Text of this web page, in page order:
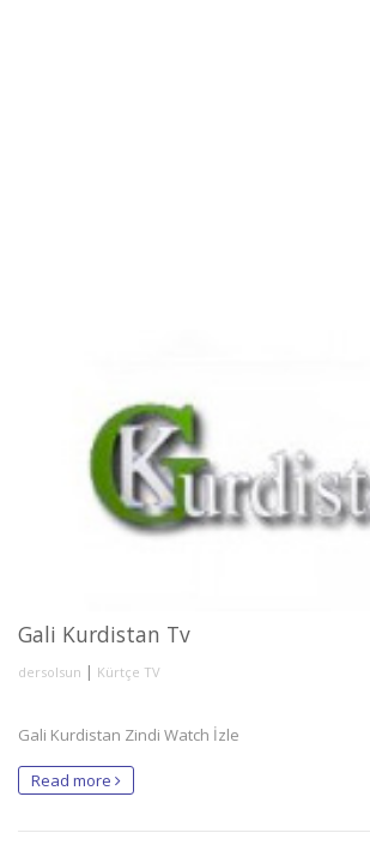
Gali Kurdistan Tv
dersolsun | Kürtçe TV
Gali Kurdistan Zindi Watch İzle
Read more